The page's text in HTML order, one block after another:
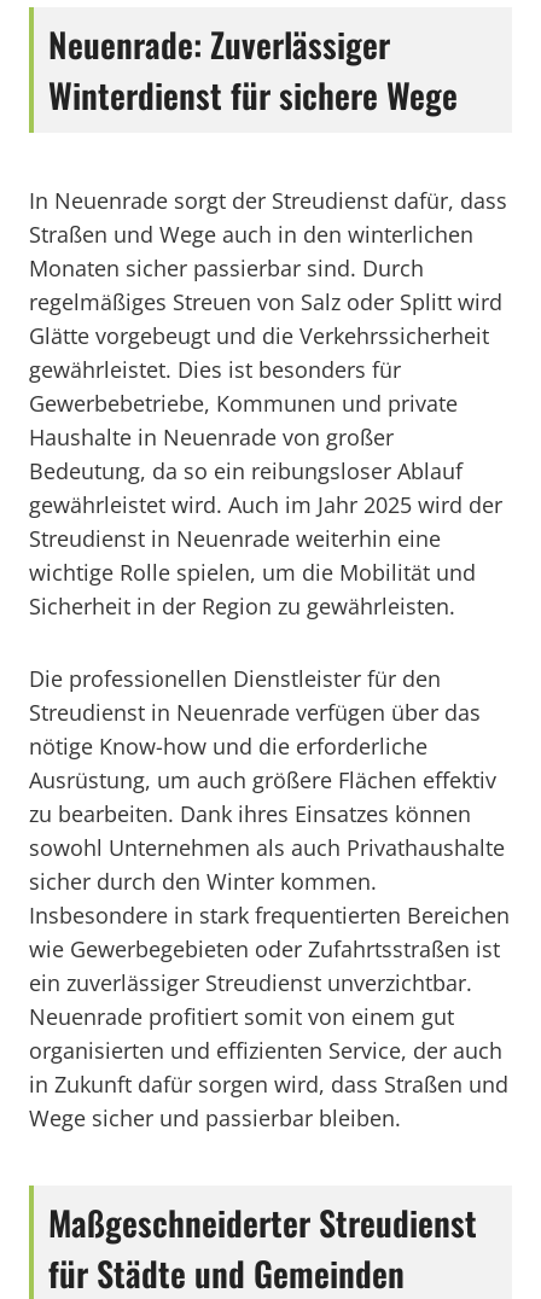
Neuenrade: Zuverlässiger
Winterdienst für sichere Wege
In Neuenrade sorgt der Streudienst dafür, dass
Straßen und Wege auch in den winterlichen
Monaten sicher passierbar sind. Durch
regelmäßiges Streuen von Salz oder Splitt wird
Glätte vorgebeugt und die Verkehrssicherheit
gewährleistet. Dies ist besonders für
Gewerbebetriebe, Kommunen und private
Haushalte in Neuenrade von großer
Bedeutung, da so ein reibungsloser Ablauf
gewährleistet wird. Auch im Jahr 2025 wird der
Streudienst in Neuenrade weiterhin eine
wichtige Rolle spielen, um die Mobilität und
Sicherheit in der Region zu gewährleisten.
Die professionellen Dienstleister für den
Streudienst in Neuenrade verfügen über das
nötige Know-how und die erforderliche
Ausrüstung, um auch größere Flächen effektiv
zu bearbeiten. Dank ihres Einsatzes können
sowohl Unternehmen als auch Privathaushalte
sicher durch den Winter kommen.
Insbesondere in stark frequentierten Bereichen
wie Gewerbegebieten oder Zufahrtsstraßen ist
ein zuverlässiger Streudienst unverzichtbar.
Neuenrade profitiert somit von einem gut
organisierten und effizienten Service, der auch
in Zukunft dafür sorgen wird, dass Straßen und
Wege sicher und passierbar bleiben.
Maßgeschneiderter Streudienst
für Städte und Gemeinden